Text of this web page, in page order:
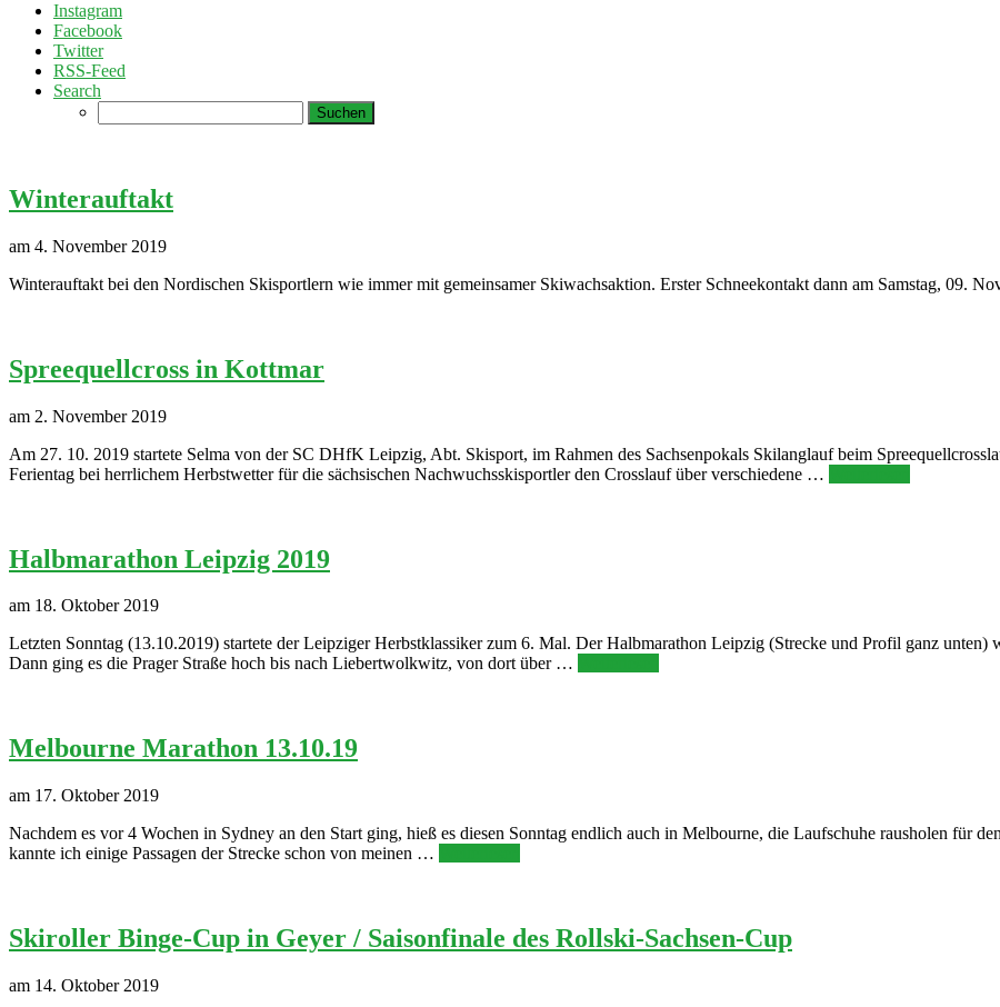
Instagram
Facebook
Twitter
RSS-Feed
Search
nach:
Winterauftakt
am 4. November 2019
Winterauftakt bei den Nordischen Skisportlern wie immer mit gemeinsamer Skiwachsaktion. Erster Schneekontakt dann am Samstag, 09.
Spreequellcross in Kottmar
am 2. November 2019
Am 27. 10. 2019 startete Selma von der SC DHfK Leipzig, Abt. Skisport, im Rahmen des Sachsenpokals Skilanglauf beim
Ferientag bei herrlichem Herbstwetter für die sächsischen Nachwuchsskisportler den Crosslauf über verschiedene …
Halbmarathon Leipzig 2019
am 18. Oktober 2019
Letzten Sonntag (13.10.2019) startete der Leipziger Herbstklassiker zum 6. Mal. Der Halbmarathon Leipzig (Strecke und Profil ganz unten)
Dann ging es die Prager Straße hoch bis nach Liebertwolkwitz, von dort über …
Melbourne Marathon 13.10.19
am 17. Oktober 2019
Nachdem es vor 4 Wochen in Sydney an den Start ging, hieß es diesen Sonntag endlich auch in Melbourne, die Laufschuhe rausholen für
kannte ich einige Passagen der Strecke schon von meinen …
Skiroller Binge-Cup in Geyer / Saisonfinale des Rollski-Sachsen-Cup
am 14. Oktober 2019